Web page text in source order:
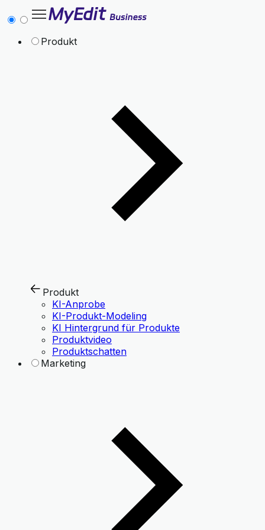
Produkt
Produkt
KI-Anprobe
KI-Produkt-Modeling
KI Hintergrund für Produkte
Produktvideo
Produktschatten
Marketing